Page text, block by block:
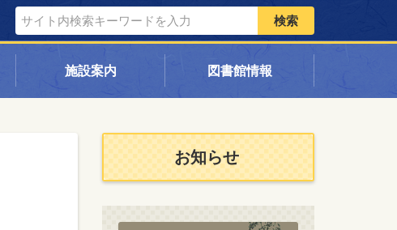
検索
施設案内 図書館情報
お知らせ